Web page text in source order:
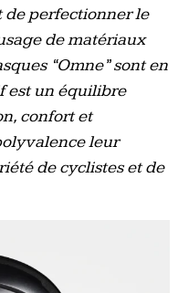
de perfectionner le
de matériaux
“Omne” sont en
est un équilibre
confort et
leur
de cyclistes et de